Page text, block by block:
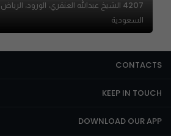
السعودية
CONTACTS
KEEP IN TOUCH
DOWNLOAD OUR APP